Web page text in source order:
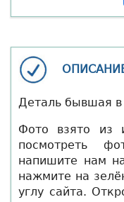
Деталь бывшая в
Фото взято из
посмотреть
напишите нам
нажмите на
углу сайта.